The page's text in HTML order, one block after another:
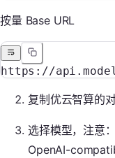
按量 Base URL
https://
复制优云智算的
选择模型，注意
OpenAI-